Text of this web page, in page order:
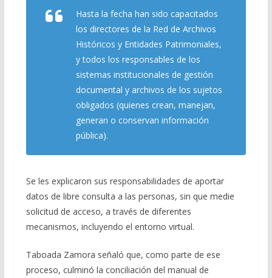
Hasta la fecha han sido capacitados
los directores de la Red de Archivos
Históricos y Entidades Patrimoniales,
y todos los responsables de los
sistemas institucionales de gestión
documental y archivos de los sujetos
obligados (quienes crean, manejan,
generan o conservan información
pública).
Se les explicaron sus responsabilidades de aportar
datos de libre consulta a las personas, sin que medie
solicitud de acceso, a través de diferentes
mecanismos, incluyendo el entorno virtual.
Taboada Zamora señaló que, como parte de ese
proceso, culminó la conciliación del manual de